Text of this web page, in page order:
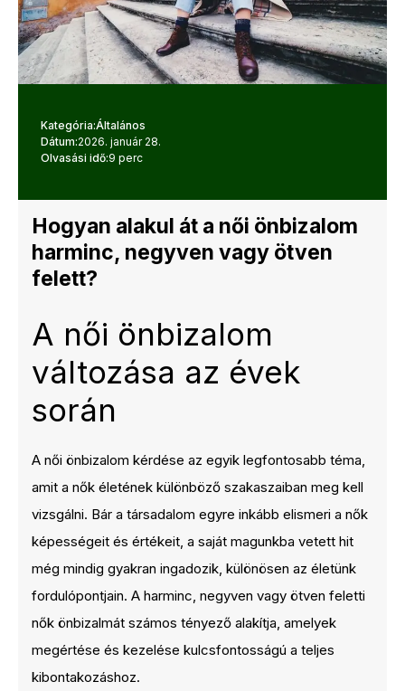
Kategória:Általános
Dátum:2026. január 28.
Olvasási idő:9 perc
Hogyan alakul át a női önbizalom
harminc, negyven vagy ötven
felett?
A női önbizalom
változása az évek
során
A női önbizalom kérdése az egyik legfontosabb téma,
amit a nők életének különböző szakaszaiban meg kell
vizsgálni. Bár a társadalom egyre inkább elismeri a nők
képességeit és értékeit, a saját magunkba vetett hit
még mindig gyakran ingadozik, különösen az életünk
fordulópontjain. A harminc, negyven vagy ötven feletti
nők önbizalmát számos tényező alakítja, amelyek
megértése és kezelése kulcsfontosságú a teljes
kibontakozáshoz.